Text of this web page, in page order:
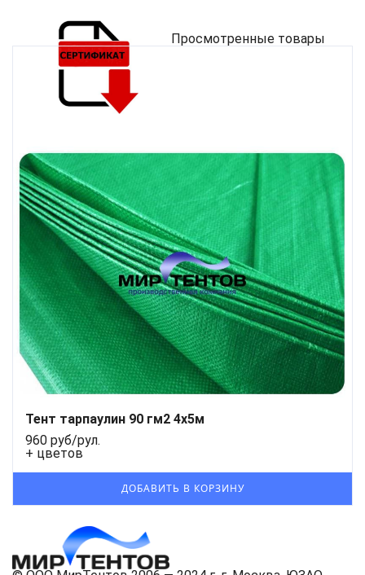
Просмотренные товары
Тент тарпаулин 90 гм2 4х5м
960 руб/рул.
+ цветов